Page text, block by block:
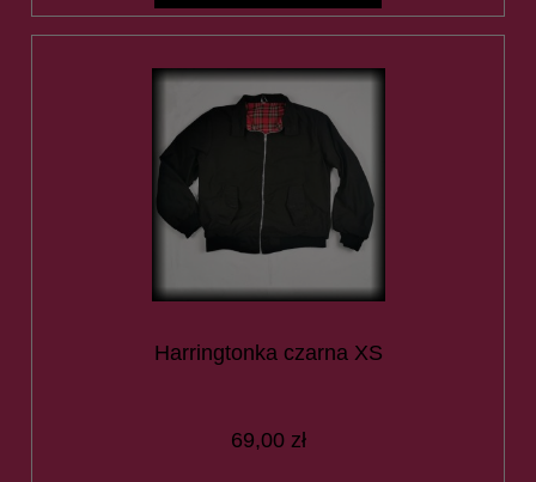
Harringtonka czarna XS
69,00 zł